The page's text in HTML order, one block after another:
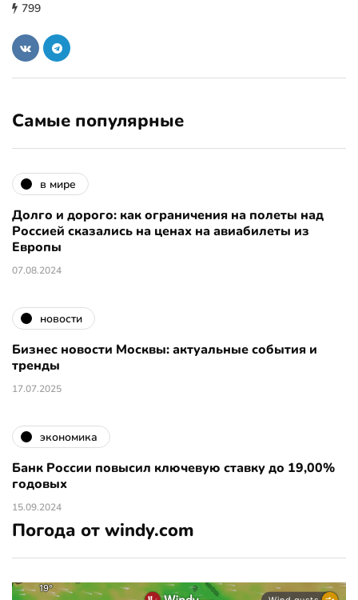
799
Самые популярные
в мире
Долго и дорого: как ограничения на полеты над
Россией сказались на ценах на авиабилеты из
Европы
07.08.2024
новости
Бизнес новости Москвы: актуальные события и
тренды
17.07.2025
экономика
Банк России повысил ключевую ставку до 19,00%
годовых
15.09.2024
Погода от windy.com